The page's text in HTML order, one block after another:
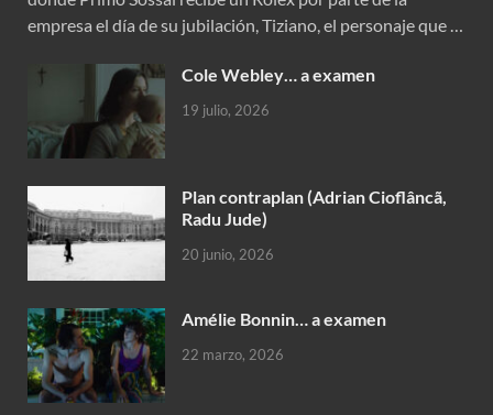
empresa el día de su jubilación, Tiziano, el personaje que …
Cole Webley… a examen
19 julio, 2026
Plan contraplan (Adrian Cioflâncã,
Radu Jude)
20 junio, 2026
Amélie Bonnin… a examen
22 marzo, 2026